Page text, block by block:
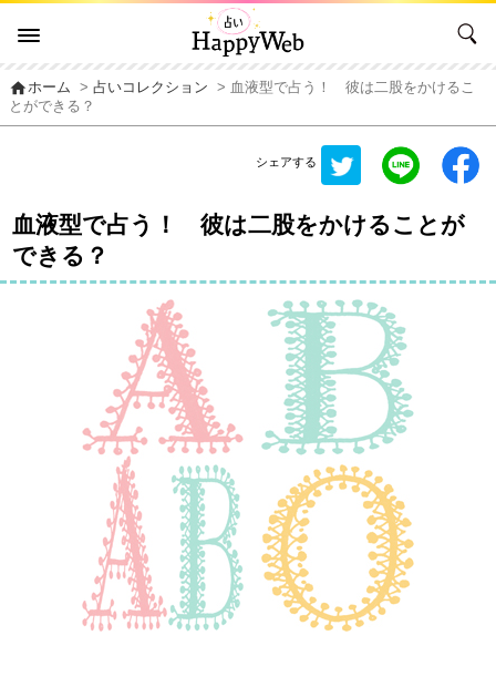
homeホーム >占いコレクション
> 血液型で占う！ 彼は二股をかけるこ
とができる？
シェアする
血液型で占う！ 彼は二股をかけることが
できる？